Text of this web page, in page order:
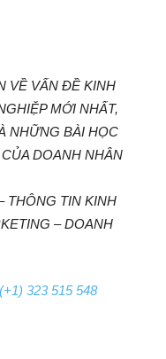
VỀ VẤN ĐỀ KINH
MỚI NHẤT,
NHỮNG BÀI HỌC
DOANH NHÂN
THÔNG TIN KINH
– DOANH
323 515 548